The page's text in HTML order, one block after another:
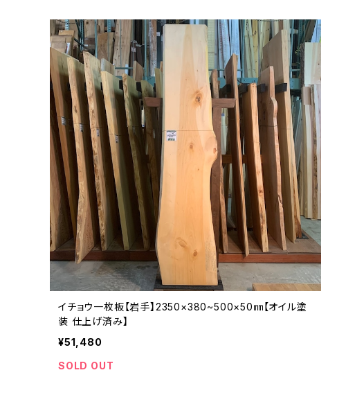
イチョウ一枚板【岩手】2350×380~500×50㎜【オイル塗
装 仕上げ済み】
¥51,480
SOLD OUT